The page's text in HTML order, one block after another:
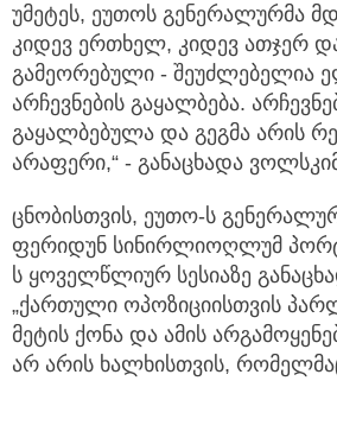
უმეტეს, ეუთოს გენერალურმა
კიდევ ერთხელ, კიდევ ათჯერ
გამეორებული - შეუძლებელია
არჩევნების გაყალბება.
გაყალბებულა და გეგმა არის
არაფერი,“ - განაცხადა
ცნობისთვის, ეუთო-ს
ფერიდუნ სინირლიოღლუმ
ს ყოველწლიურ სესიაზე
„ქართული ოპოზიციისთვის
მეტის ქონა და ამის
არ არის ხალხისთვის,